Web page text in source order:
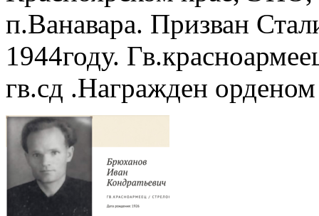
п.Ванавара. Призван
1944году.
гв.сд .Награжден